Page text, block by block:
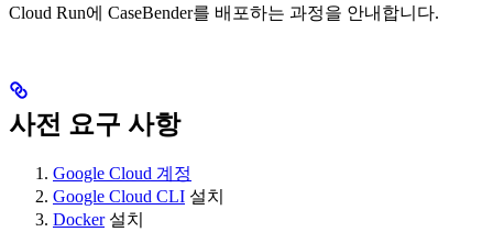
Cloud Run에 CaseBender를 배포하는 과정을 안내합니다.
사전 요구 사항
Google Cloud 계정
Google Cloud CLI 설치
Docker설치